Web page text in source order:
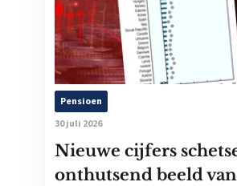
Pensioen
30 juli 2026
Nieuwe cijfers
onthutsend beeld van